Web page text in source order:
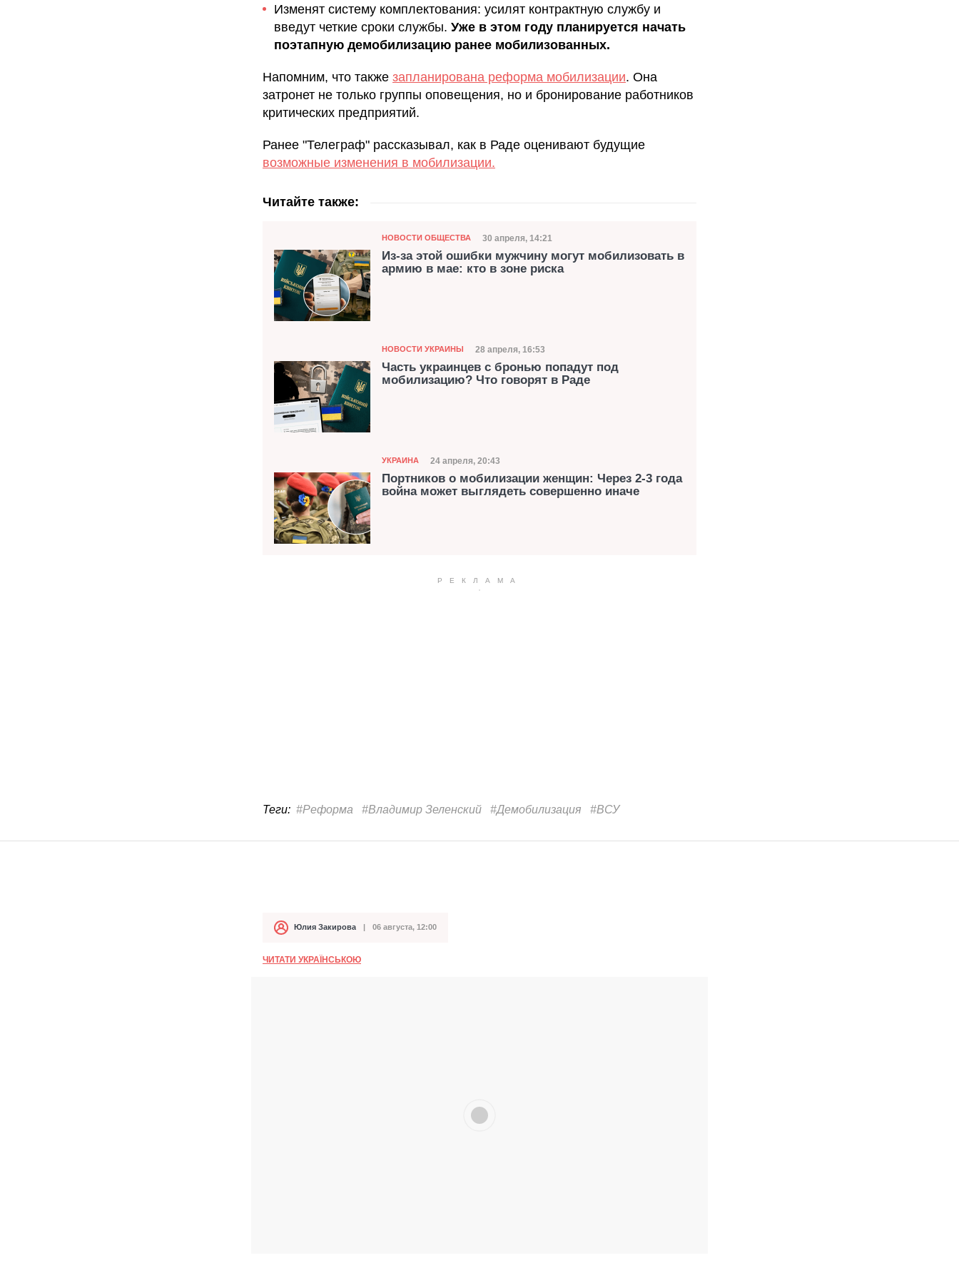
Изменят систему комплектования: усилят контрактную службу и
введут четкие сроки службы. Уже в этом году планируется начать
поэтапную демобилизацию ранее мобилизованных.
Напомним, что также запланирована реформа мобилизации. Она
затронет не только группы оповещения, но и бронирование работников
критических предприятий.
Ранее "Телеграф" рассказывал, как в Раде оценивают будущие
возможные изменения в мобилизации.
Читайте также:
Категория
НОВОСТИ ОБЩЕСТВА Дата публикации
30 апреля, 14:21
Из-за этой ошибки мужчину могут мобилизовать в
армию в мае: кто в зоне риска
Категория
НОВОСТИ УКРАИНЫ Дата публикации
28 апреля, 16:53
Часть украинцев с бронью попадут под
мобилизацию? Что говорят в Раде
Категория
УКРАИНА Дата публикации
24 апреля, 20:43
Портников о мобилизации женщин: Через 2-3 года
война может выглядеть совершенно иначе
Теги: #Реформа #Владимир Зеленский #Демобилизация #ВСУ